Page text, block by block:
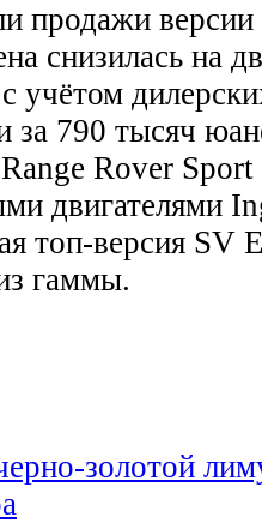
продажи
снизилась на
учётом
за 790 тысяч
Rover Sport
двигателями
топ-версия SV
гаммы.
золотой